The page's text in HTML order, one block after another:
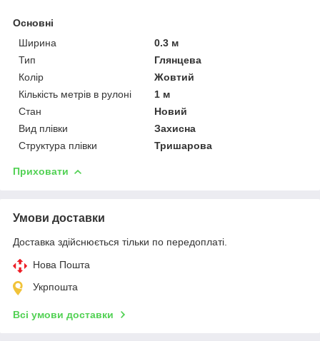
Основні
Ширина
0.3 м
Тип
Глянцева
Колір
Жовтий
Кількість метрів в рулоні
1 м
Стан
Новий
Вид плівки
Захисна
Структура плівки
Тришарова
Приховати
Умови доставки
Доставка здійснюється тільки по передоплаті.
Нова Пошта
Укрпошта
Всі умови доставки